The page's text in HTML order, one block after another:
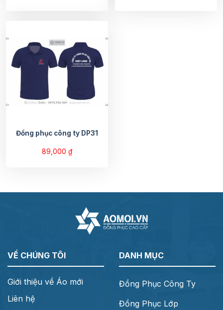
Đồng phục công ty DP31
89,000 ₫
VỀ CHÚNG TÔI
Giới thiệu về Áo mới
Liên hệ
DANH MỤC
Đồng Phục Công Ty
Đồng Phục Lớp